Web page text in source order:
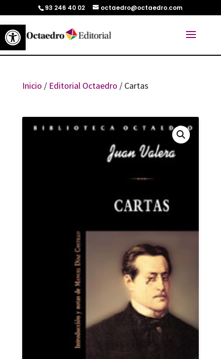
Abrir barra de herramientas
93 246 40 02 octaedro@octaedro.com
Inicio / Editorial Octaedro / Cartas